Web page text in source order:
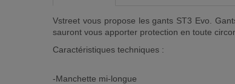
Vstreet vous propose les gants ST3 Evo.
sauront vous apporter protection en toute
Caractéristiques techniques :
-Manchette mi-longue